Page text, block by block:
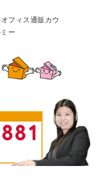
フィス通販カウ
ー